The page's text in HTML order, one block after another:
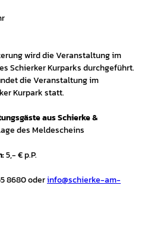
wird die Veranstaltung im
Schierker Kurparks durchgeführt.
die Veranstaltung im
Kurpark statt.
aus Schierke &
des Meldescheins
5,- € p.P.
8680 oderinfo@schierke-am-